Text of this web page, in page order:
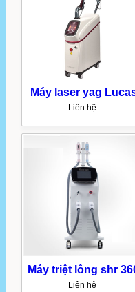
Máy laser yag
Liên hệ
Máy triệt lông shr
Liên hệ